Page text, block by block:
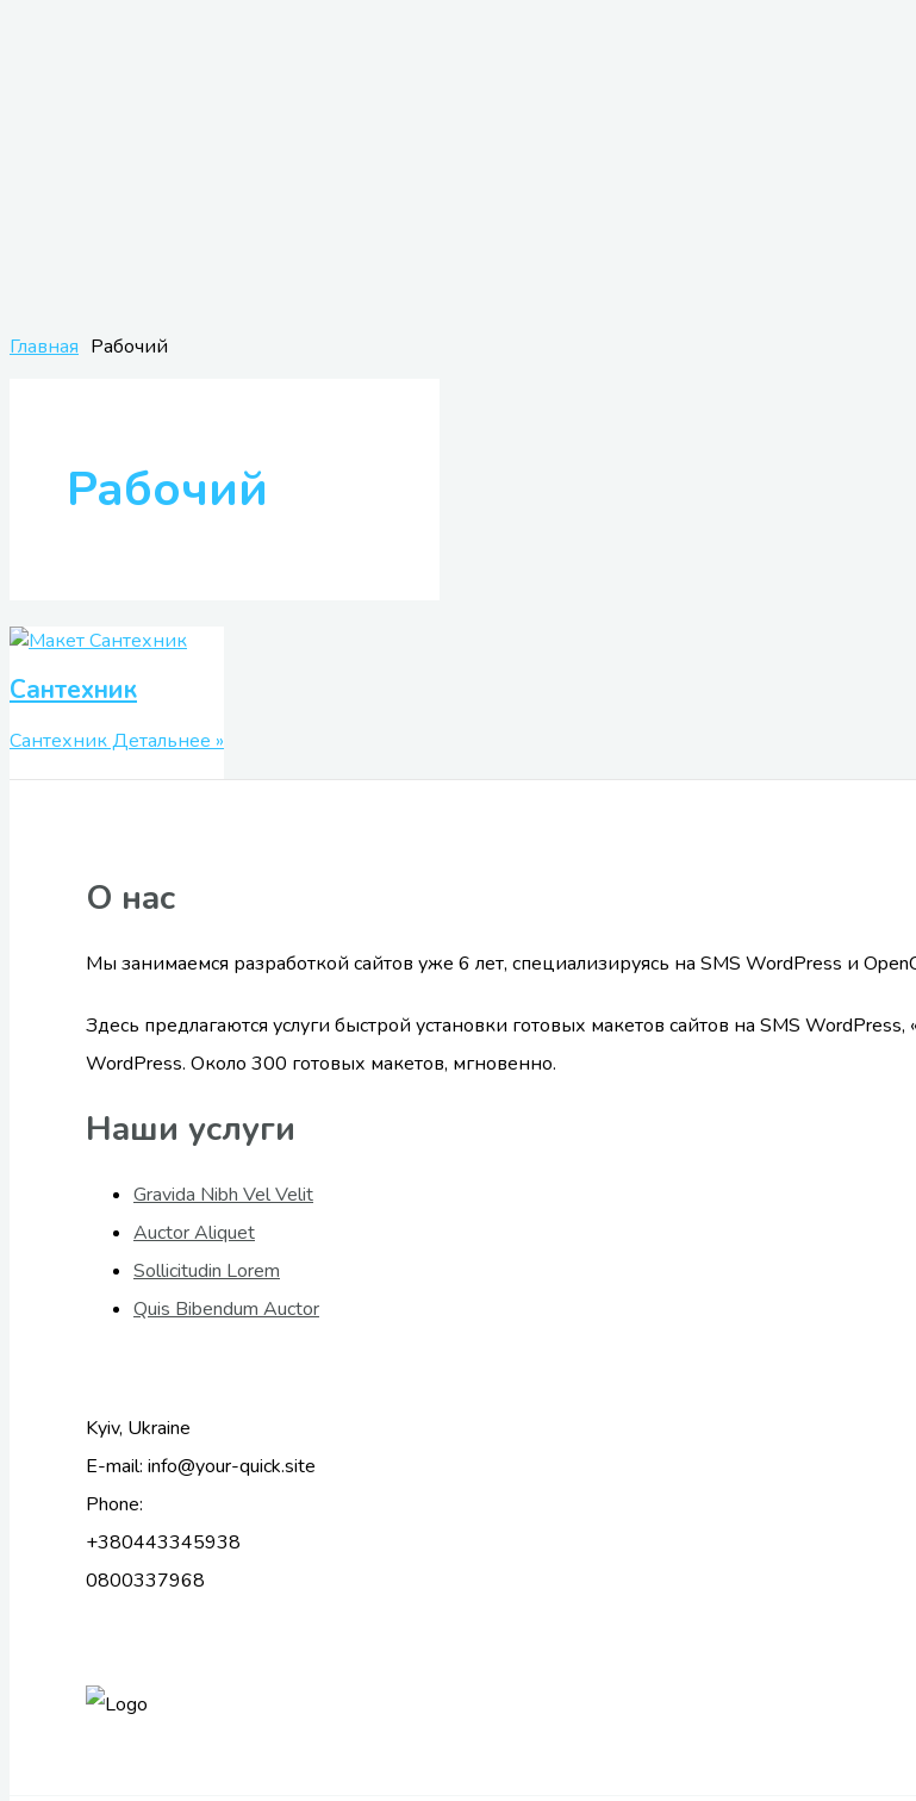
Главная Рабочий
Рабочий
Сантехник
СантехникДетальнее »
О нас
Мы занимаемся разработкой сайтов уже 6 лет, специализируясь на SMS WordPress и
Здесь предлагаются услуги быстрой установки готовых макетов сайтов на SMS
WordPress. Около 300 готовых макетов, мгновенно.
Наши услуги
Gravida Nibh Vel Velit
Auctor Aliquet
Sollicitudin Lorem
Quis Bibendum Auctor
Kyiv, Ukraine
E-mail: info@your-quick.site
Phone:
+380443345938
0800337968